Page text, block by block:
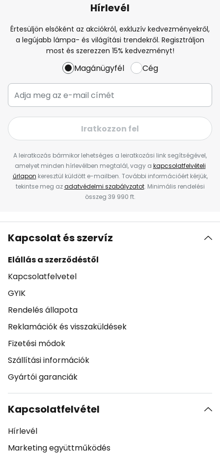
Hírlevél
Értesüljön elsőként az akciókról, exkluzív kedvezményekről,
a legújabb lámpa- és világítási trendekről. Regisztráljon
most és szerezzen 15% kedvezményt!
Magánügyfél Cég
Iratkozzon fel
A leiratkozás bármikor lehetséges a leiratkozási link segítségével,
amelyet minden hírlevélben megtalál, vagy a kapcsolatfelvételi
űrlapon keresztül küldött e-mailben. További információért kérjük,
tekintse meg azadatvédelmi szabályzatot. Minimális rendelési
összeg 39 990 ft.
Kapcsolat és szervíz
Elállás a szerződéstől
Kapcsolatfelvetel
GYIK
Rendelés állapota
Reklamációk és visszaküldések
Fizetési módok
Szállítási információk
Gyártói garanciák
Kapcsolatfelvétel
Hírlevél
Marketing együttműködés